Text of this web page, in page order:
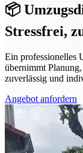
📦
Stressfrei,
Ein professionelles
übernimmt
zuverlässig und
Angebot anfordern